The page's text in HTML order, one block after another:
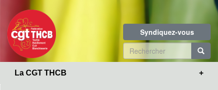
contenu
principal
Syndiquez-vous
Formulaire
de
La CGT THCB